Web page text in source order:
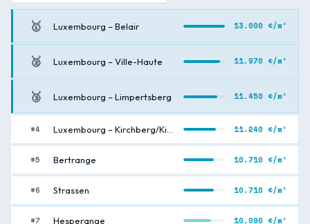
🥇 Luxembourg – Belair 13.000 €/m²
🥈 Luxembourg – Ville-Haute 11.970 €/m²
🥉 Luxembourg – Limpertsberg 11.450 €/m²
#4 11.240 €/m²
#5 Bertrange 10.710 €/m²
#6 Strassen 10.710 €/m²
#7 Hesperange 10.090 €/m²